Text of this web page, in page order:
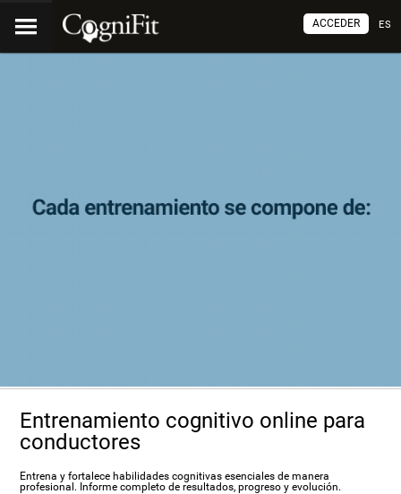
ES
ACCEDER
Entrenamiento cognitivo online para
conductores
Entrena y fortalece habilidades cognitivas esenciales de manera
profesional. Informe completo de resultados, progreso y evolución.